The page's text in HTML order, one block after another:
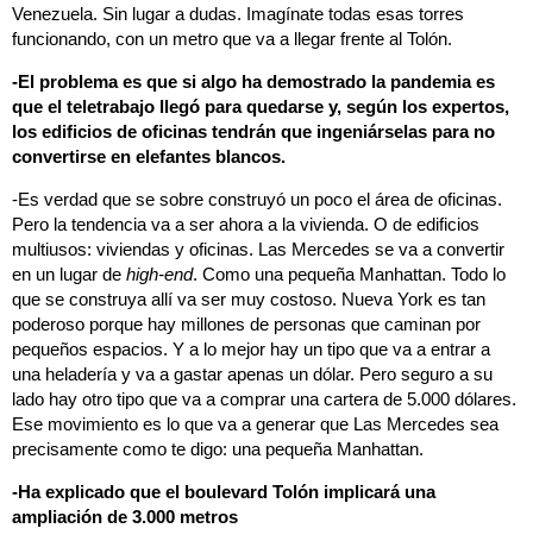
Venezuela. Sin lugar a dudas. Imagínate todas esas torres
funcionando, con un metro que va a llegar frente al Tolón.
-El problema es que si algo ha demostrado la pandemia es
que el teletrabajo llegó para quedarse y, según los expertos,
los edificios de oficinas tendrán que ingeniárselas para no
convertirse en elefantes blancos.
-Es verdad que se sobre construyó un poco el área de oficinas.
Pero la tendencia va a ser ahora a la vivienda. O de edificios
multiusos: viviendas y oficinas. Las Mercedes se va a convertir
en un lugar de high-end. Como una pequeña Manhattan. Todo lo
que se construya allí va ser muy costoso. Nueva York es tan
poderoso porque hay millones de personas que caminan por
pequeños espacios. Y a lo mejor hay un tipo que va a entrar a
una heladería y va a gastar apenas un dólar. Pero seguro a su
lado hay otro tipo que va a comprar una cartera de 5.000 dólares.
Ese movimiento es lo que va a generar que Las Mercedes sea
precisamente como te digo: una pequeña Manhattan.
-Ha explicado que el boulevard Tolón implicará una
ampliación de 3.000 metros